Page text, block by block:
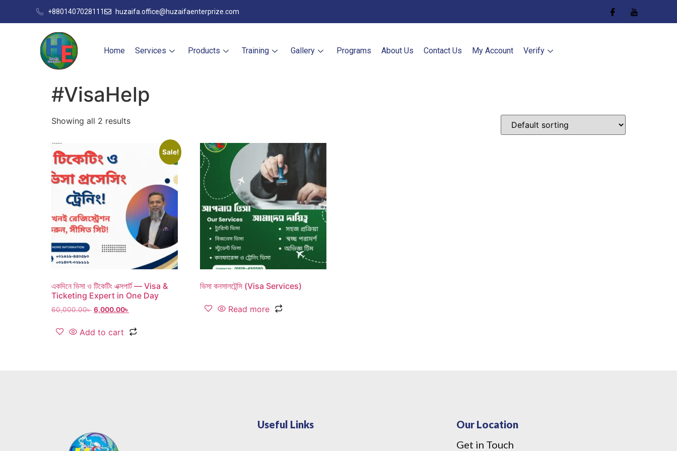
+8801407028111 huzaifa.office@huzaifaenterprize.com
Home Services Products Training Gallery Programs About Us Contact Us My Account Verify
#VisaHelp
Showing all 2 results
Sale!
একদিনে ভিসা ও টিকেটিং এক্সপার্ট — Visa &
Ticketing Expert in One Day
60,000.00৳ 6,000.00৳
Add to cart
ভিসা কনসালটেন্সি (Visa Services)
Read more
Useful Links
Our Location
Get in Touch